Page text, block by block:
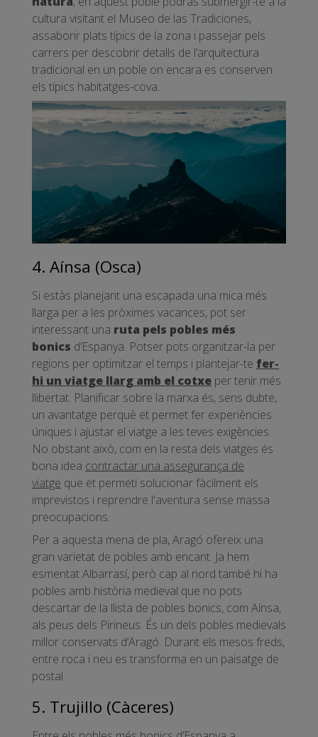
cultura visitant el Museo de las Tradiciones,
assaborir plats típics de la zona i passejar pels
carrers per descobrir detalls de l’arquitectura
tradicional en un poble on encara es conserven
els típics habitatges-cova.
4. Aínsa (Osca)
Si estàs planejant una escapada una mica més
llarga per a les pròximes vacances, pot ser
interessant una ruta pels pobles més
bonics d’Espanya. Potser pots organitzar-la per
regions per optimitzar el temps i plantejar-te fer-
hi un viatge llarg amb el cotxe per tenir més
llibertat. Planificar sobre la marxa és, sens dubte,
un avantatge perquè et permet fer experiències
úniques i ajustar el viatge a les teves exigències.
No obstant això, com en la resta dels viatges és
bona idea contractar una assegurança de
viatge que et permeti solucionar fàcilment els
imprevistos i reprendre l'aventura sense massa
preocupacions.
Per a aquesta mena de pla, Aragó ofereix una
gran varietat de pobles amb encant. Ja hem
esmentat Albarrasí, però cap al nord també hi ha
pobles amb història medieval que no pots
descartar de la llista de pobles bonics, com Aínsa,
als peus dels Pirineus. És un dels pobles medievals
millor conservats d’Aragó. Durant els mesos freds,
entre roca i neu es transforma en un paisatge de
postal.
5. Trujillo (Càceres)